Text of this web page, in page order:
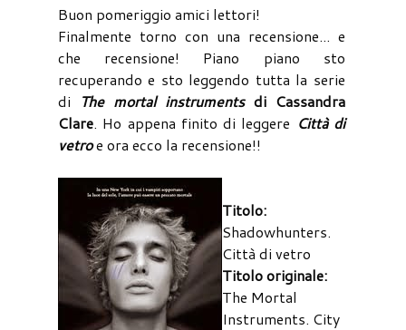
Buon pomeriggio amici lettori!
Finalmente torno con una recensione... e
che recensione! Piano piano sto
recuperando e sto leggendo tutta la serie
di
The mortal instrumentsdi Cassandra
Clare. Ho appena finito di leggere Città di
vetroe ora ecco la recensione!!
Titolo:
Shadowhunters.
Città di vetro
Titolo originale:
The Mortal
Instruments. City